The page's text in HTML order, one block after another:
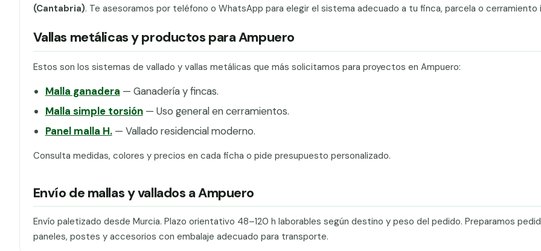
(Cantabria). Te asesoramos por teléfono o WhatsApp para elegir el sistema adecuado a tu finca, parcela o cerramiento
Vallas metálicas y productos para Ampuero
Estos son los sistemas de vallado y vallas metálicas que más solicitamos para proyectos en Ampuero:
Malla ganadera — Ganadería y fincas.
Malla simple torsión— Uso general en cerramientos.
Panel malla H.— Vallado residencial moderno.
Consulta medidas, colores y precios en cada ficha o pide presupuesto personalizado.
Envío de mallas y vallados a Ampuero
Envío paletizado desde Murcia. Plazo orientativo 48–120 h laborables según destino y peso del pedido. Preparamos
paneles, postes y accesorios con embalaje adecuado para transporte.